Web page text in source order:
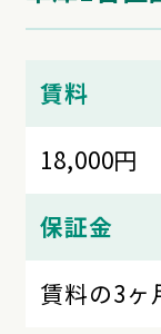
賃料
18,000円
保証金
賃料の3ヶ